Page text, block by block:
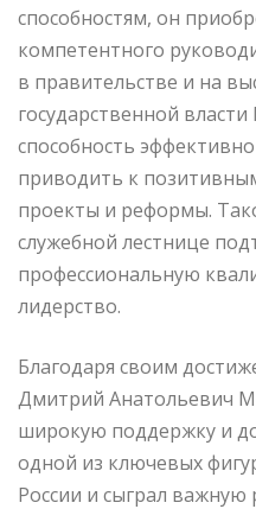
способностям, он
компетентного
в правительстве и на
государственной
способность
приводить к
проекты и реформы.
служебной лестнице
профессиональную
лидерство.
Благодаря своим
Дмитрий Анатольевич
широкую поддержку и
одной из ключевых
России и сыграл важную